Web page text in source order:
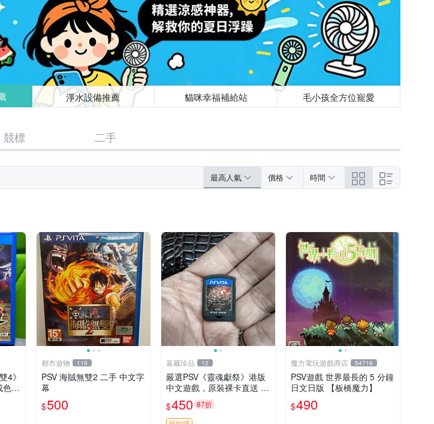
淨水設備推薦 貓咪幸福補給站 毛小孩全方位寵愛
競標 二手
最高人氣 價格 時間
4》
色如
一
卡
都市遊物 119
PSV 海賊無雙2 二手 中文字
幕
$500
嘉藏珍品 12
嚴選PSV《靈魂獻祭》港版
中文遊戲，原裝裸卡直送 靈
魂獻祭 PSV 游戲 卡帶
$450 87折
魔力電玩遊戲商店 54716
PSV遊戲 世界最長的 5 分鐘
日文日版 【板橋魔力】
$490